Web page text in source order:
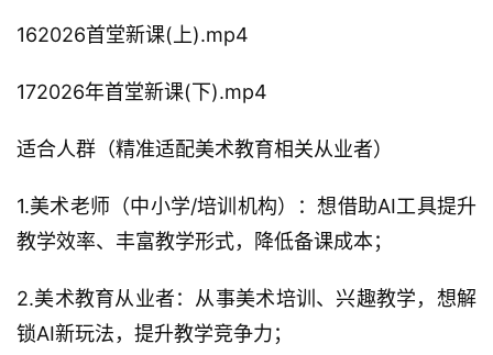
162026首堂新课(上).mp4
172026年首堂新课(下).mp4
适合人群（精准适配美术教育相关从业者）
1.美术老师（中小学/培训机构）：想借助AI工具提升
教学效率、丰富教学形式，降低备课成本；
2.美术教育从业者：从事美术培训、兴趣教学，想解
锁AI新玩法，提升教学竞争力；